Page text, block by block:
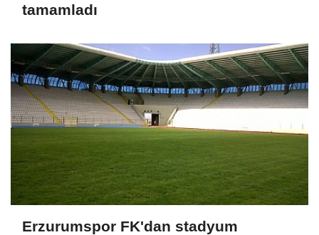
tamamladı
Erzurumspor FK'dan stadyum